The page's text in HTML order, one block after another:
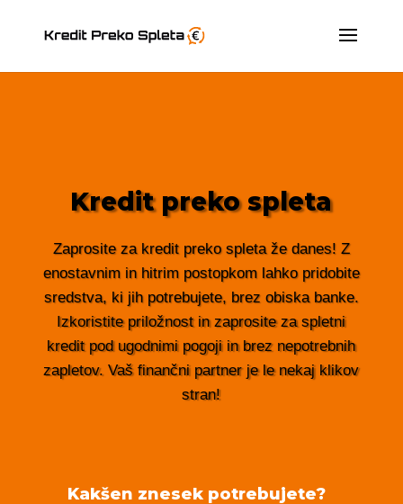
Kredit preko spleta
Zaprosite za kredit preko spleta že danes! Z
enostavnim in hitrim postopkom lahko pridobite
sredstva, ki jih potrebujete, brez obiska banke.
Izkoristite priložnost in zaprosite za spletni
kredit pod ugodnimi pogoji in brez nepotrebnih
zapletov. Vaš finančni partner je le nekaj klikov
stran!
Kakšen znesek potrebujete?